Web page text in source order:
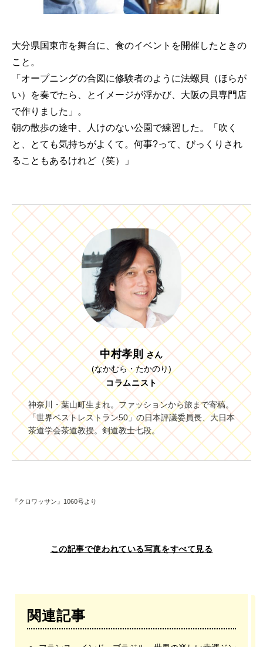
大分県国東市を舞台に、食のイベントを開催したときの
こと。
「オープニングの合図に修験者のように法螺貝（ほらが
い）を奏でたら、とイメージが浮かび、大阪の貝専門店
で作りました」。
朝の散歩の途中、人けのない公園で練習した。「吹く
と、とても気持ちがよくて。何事?って、びっくりされ
ることもあるけれど（笑）」
中村孝則
さん
(なかむら・たかのり)
コラムニスト
神奈川・葉山町生まれ。ファッションから旅まで寄稿。
「世界ベストレストラン50」の日本評議委員長、大日本
茶道学会茶道教授。剣道教士七段。
『クロワッサン』1060号より
この記事で使われている写真をすべて見る
関連記事